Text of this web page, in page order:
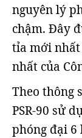
nguyên lý
chậm. Đây
tỉa mới
nhất của
Theo thông
PSR-90 sử
phóng đại 6